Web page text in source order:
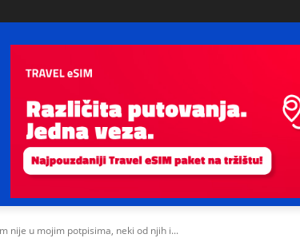
nije u mojim potpisima, neki od njih i...